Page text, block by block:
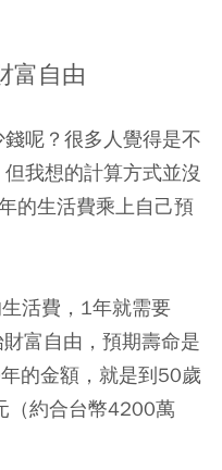
富自由
呢？很多人覺得是不
我想的計算方式並沒
的生活費乘上自己預
活費，1年就需要
富自由，預期壽命是
的金額，就是到50歲
（約合台幣4200萬